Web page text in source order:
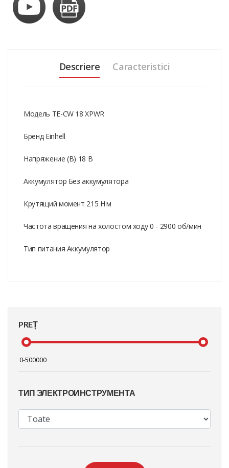
PREȚ
ТИП ЭЛЕКТРОИНСТРУМЕНТА
Descriere Caracteristici
Модель TE-CW 18 XPWR
Бренд Einhell
Напряжение (В) 18 В
Аккумулятор Без аккумулятора
Крутящий момент 215 Н·м
Частота вращения на холостом ходу 0 - 2900 об/мин
Тип питания Аккумулятор